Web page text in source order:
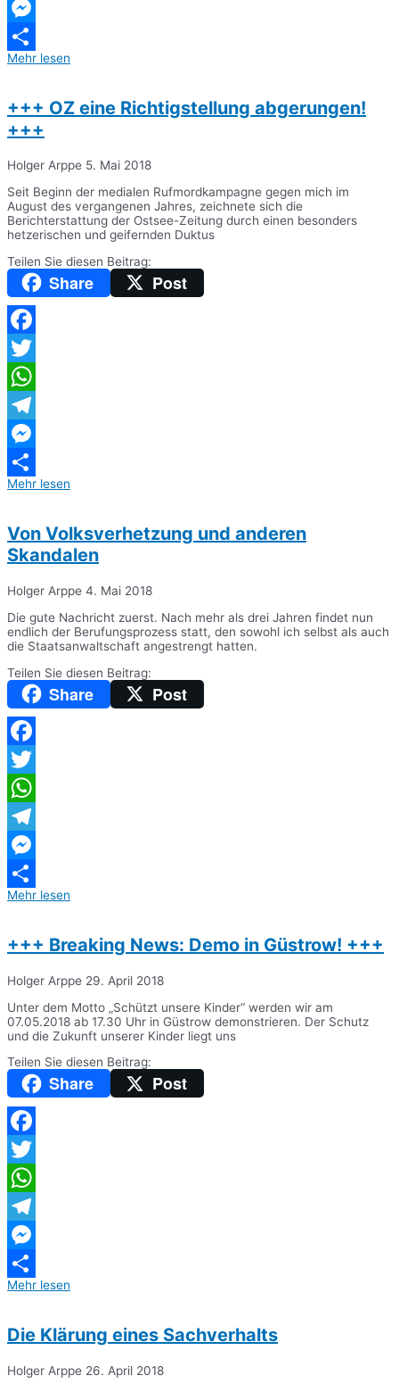
Telegram
Messenger
Teilen
Mehr lesen
+++ OZ eine Richtigstellung abgerungen!
+++
Holger Arppe 5. Mai 2018
Seit Beginn der medialen Rufmordkampagne gegen mich im
August des vergangenen Jahres, zeichnete sich die
Berichterstattung der Ostsee-Zeitung durch einen besonders
hetzerischen und geifernden Duktus
Teilen Sie diesen Beitrag:
Share Post
Facebook
Twitter
WhatsApp
Telegram
Messenger
Teilen
Mehr lesen
Von Volksverhetzung und anderen
Skandalen
Holger Arppe 4. Mai 2018
Die gute Nachricht zuerst. Nach mehr als drei Jahren findet nun
endlich der Berufungsprozess statt, den sowohl ich selbst als auch
die Staatsanwaltschaft angestrengt hatten.
Teilen Sie diesen Beitrag:
Share Post
Facebook
Twitter
WhatsApp
Telegram
Messenger
Teilen
Mehr lesen
+++ Breaking News: Demo in Güstrow! +++
Holger Arppe 29. April 2018
Unter dem Motto „Schützt unsere Kinder“ werden wir am
07.05.2018 ab 17.30 Uhr in Güstrow demonstrieren. Der Schutz
und die Zukunft unserer Kinder liegt uns
Teilen Sie diesen Beitrag:
Share Post
Facebook
Twitter
WhatsApp
Telegram
Messenger
Teilen
Mehr lesen
Die Klärung eines Sachverhalts
Holger Arppe 26. April 2018